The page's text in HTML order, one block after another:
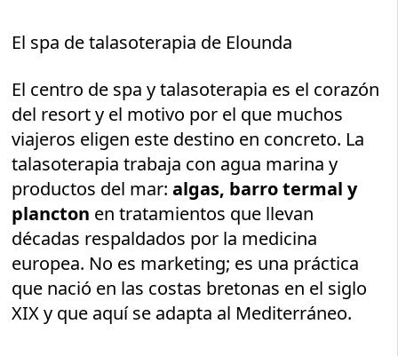
El spa de talasoterapia de Elounda
El centro de spa y talasoterapia es el corazón
del resort y el motivo por el que muchos
viajeros eligen este destino en concreto. La
talasoterapia trabaja con agua marina y
productos del mar:algas, barro termal y
plancton en tratamientos que llevan
décadas respaldados por la medicina
europea. No es marketing; es una práctica
que nació en las costas bretonas en el siglo
XIX y que aquí se adapta al Mediterráneo.